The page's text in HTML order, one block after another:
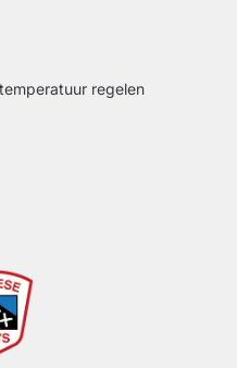
regelen